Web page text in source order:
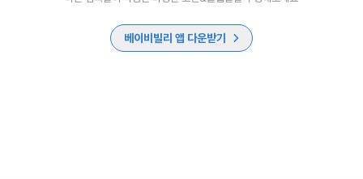
베이비빌리 앱 다운받기